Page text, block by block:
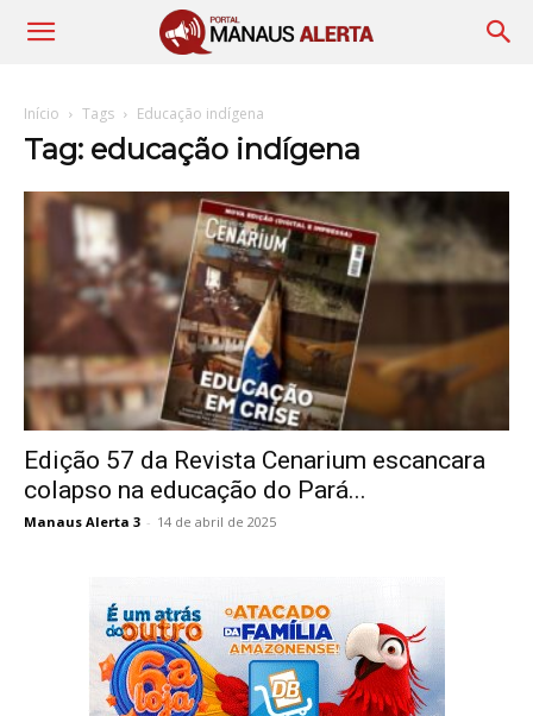
Início Tags Educação indígena
Tag: educação indígena
Edição 57 da Revista Cenarium escancara
colapso na educação do Pará...
Manaus Alerta 3 - 14 de abril de 2025